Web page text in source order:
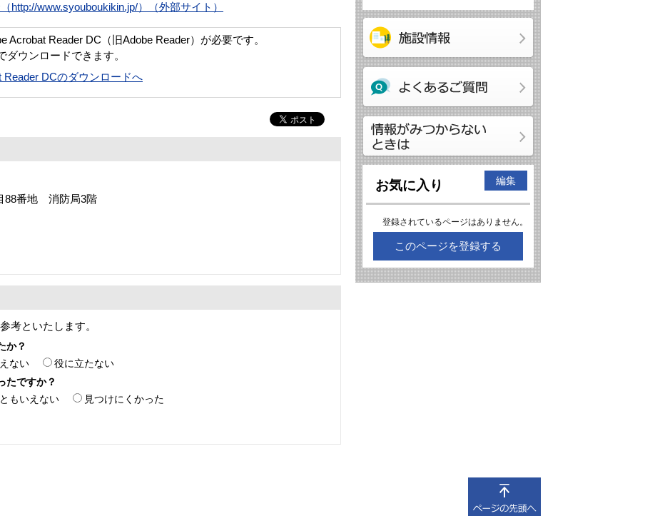
http://www.syouboukikin.jp/）（外部サイト）
Acrobat Reader DC（旧Adobe Reader）が必要です。
ウンロードできます。
Reader DCのダウンロードへ
88番地 消防局3階
考といたします。
か？
ない
役に立たない
たですか？
もいえない 見つけにくかった
お気に入り 編集
登録されているページはありません。
このページを登録する